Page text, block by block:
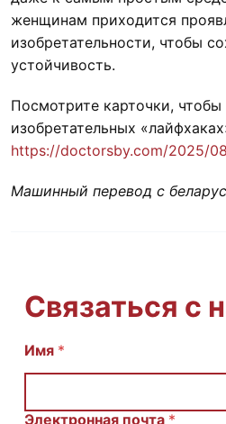
женщинам приходится
изобретательности, чтобы
устойчивость.
Посмотрите карточки, чтобы
изобретательных
https://doctorsby.com/2025/
Машинный перевод с
Связаться с
Имя *
И
о
Электронная почта *